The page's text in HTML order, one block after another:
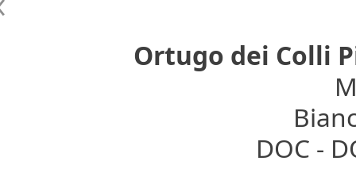
Ortugo dei Colli
DOC -